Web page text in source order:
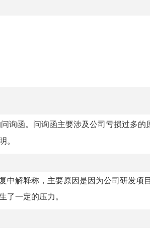
询函。问询函主要涉及公司亏损过多的
中解释称，主要原因是因为公司研发项
一定的压力。